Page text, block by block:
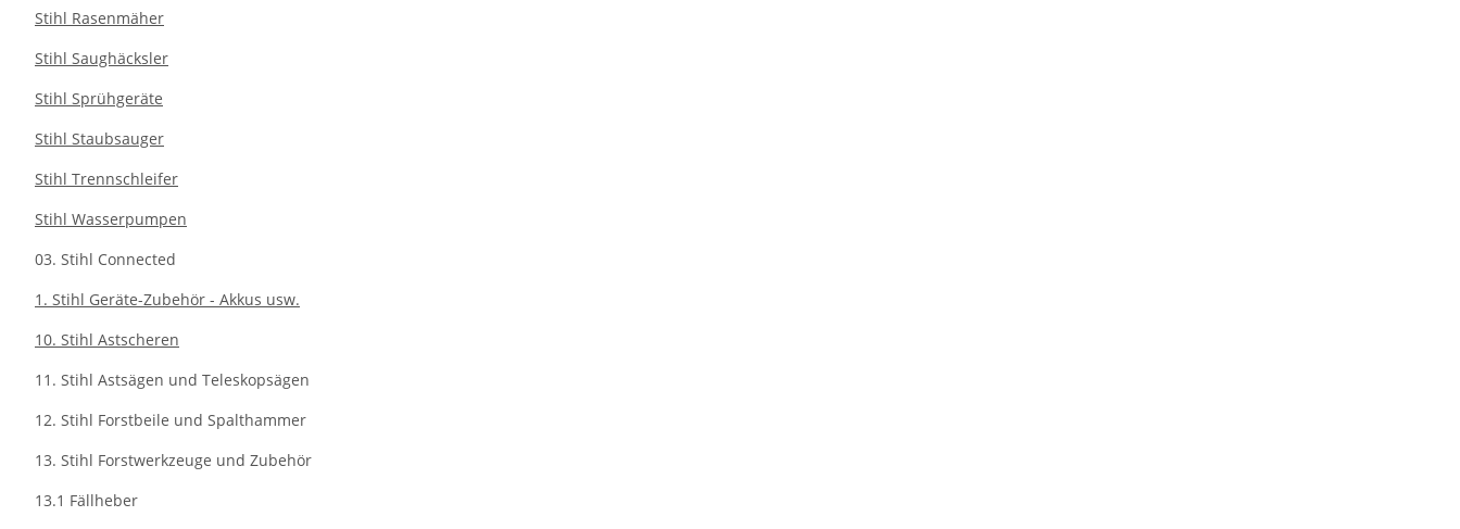
Stihl Rasenmäher
Stihl Saughäcksler
Stihl Sprühgeräte
Stihl Staubsauger
Stihl Trennschleifer
Stihl Wasserpumpen
03. Stihl Connected
1. Stihl Geräte-Zubehör - Akkus usw.
10. Stihl Astscheren
11. Stihl Astsägen und Teleskopsägen
12. Stihl Forstbeile und Spalthammer
13. Stihl Forstwerkzeuge und Zubehör
13.1 Fällheber